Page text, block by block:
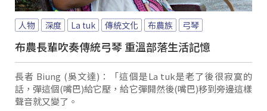
人物 深度 La tuk 傳統文化 布農族 弓琴
布農長輩吹奏傳統弓琴 重溫部落生活記憶
長者 Biung (吳文達)：「這個是La tuk是老了後很寂寞的
話，彈這個(嘴巴)給它壓，給它彈開然後(嘴巴)移到旁邊這樣
聲音就又變了。